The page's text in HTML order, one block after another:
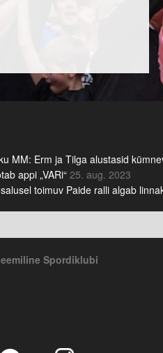
MM: Erm ja Tilga alustasid
appi „VARi“ 25. aug. 2023
toimuv Paide ralli algab
Spordiklubi